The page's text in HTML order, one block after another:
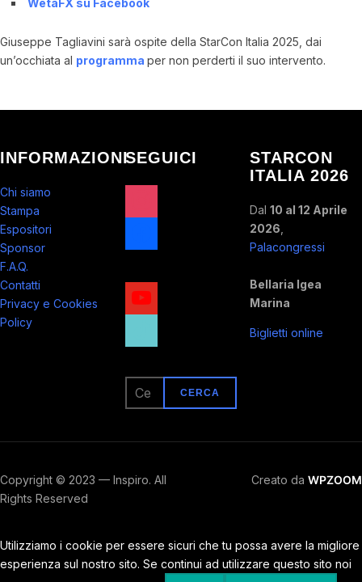
WētāFX su Facebook
Giuseppe Tagliavini sarà ospite della StarCon Italia 2025, dai
un’occhiata al programma per non perderti il suo intervento.
INFORMAZIONI
Chi siamo
Stampa
Espositori
Sponsor
F.A.Q.
Contatti
Privacy e Cookies
Policy
SEGUICI
youtube
Ricerca
STARCON
ITALIA 2026
Dal10 al 12 Aprile
2026
Palacongressi
Bellaria Igea
Marina
Biglietti online
Copyright © 2023 — Inspiro. All
Rights Reserved
Creato da WPZOOM
Utilizziamo i cookie per essere sicuri che tu possa avere la migliore
esperienza sul nostro sito. Se continui ad utilizzare questo sito noi